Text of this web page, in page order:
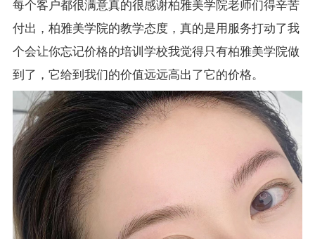
每个客户都很满意真的很感谢柏雅美学院老师们得辛苦
付出，柏雅美学院的教学态度，真的是用服务打动了我
个会让你忘记价格的培训学校我觉得只有柏雅美学院做
到了，它给到我们的价值远远高出了它的价格。